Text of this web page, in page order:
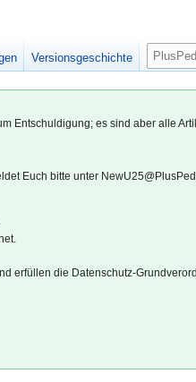
Entschuldigung; es sind aber alle
Euch bitte unter
erfüllen die Datenschutz-
Versionsgeschichte
S
u
c
e